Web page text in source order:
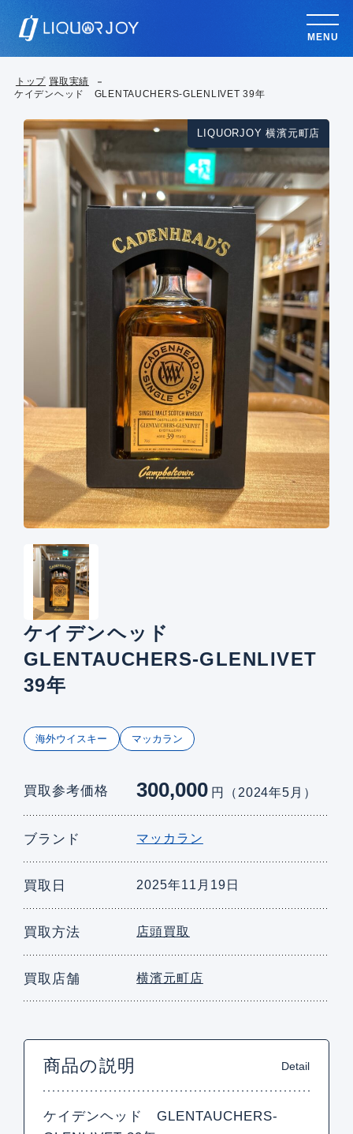
MENU
トップ 買取実績
ケイデンヘッド GLENTAUCHERS-GLENLIVET 39年
LIQUORJOY 横濱元町店
ケイデンヘッド
GLENTAUCHERS-GLENLIVET
39年
海外ウイスキー マッカラン
買取参考価格 300,000 円（2024年5月）
ブランド マッカラン
買取日 2025年11月19日
買取方法 店頭買取
買取店舗 横濱元町店
商品の説明 Detail
ケイデンヘッド GLENTAUCHERS-